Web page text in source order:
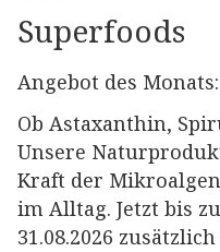
Superfoods
Angebot des
Ob Astaxanthin,
Unsere
Kraft der
im Alltag. Jetzt bis
31.08.2026 zusätzlich